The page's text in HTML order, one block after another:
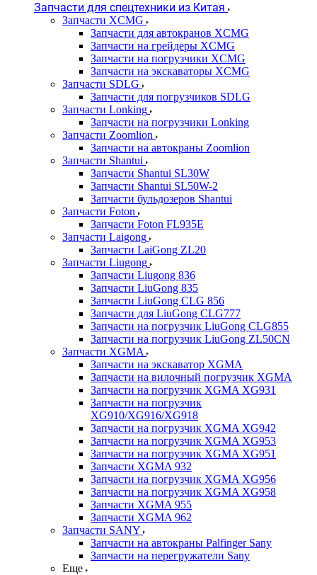
Запчасти для спецтехники из Китая
Запчасти XCMG
Запчасти для автокранов XCMG
Запчасти на грейдеры XCMG
Запчасти на погрузчики XCMG
Запчасти на экскаваторы XCMG
Запчасти SDLG
Запчасти для погрузчиков SDLG
Запчасти Lonking
Запчасти на погрузчики Lonking
Запчасти Zoomlion
Запчасти на автокраны Zoomlion
Запчасти Shantui
Запчасти Shantui SL30W
Запчасти Shantui SL50W-2
Запчасти бульдозеров Shantui
Запчасти Foton
Запчасти Foton FL935E
Запчасти Laigong
Запчасти LaiGong ZL20
Запчасти Liugong
Запчасти Liugong 836
Запчасти LiuGong 835
Запчасти LiuGong CLG 856
Запчасти для LiuGong CLG777
Запчасти на погрузчик LiuGong CLG855
Запчасти на погрузчик LiuGong ZL50CN
Запчасти XGMA
Запчасти на экскаватор XGMA
Запчасти на вилочный погрузчик XGMA
Запчасти на погрузчик XGMA XG931
Запчасти на погрузчик
XG910/XG916/XG918
Запчасти на погрузчик XGMA XG942
Запчасти на погрузчик XGMA XG953
Запчасти на погрузчик XGMA XG951
Запчасти XGMA 932
Запчасти на погрузчик XGMA XG956
Запчасти на погрузчик XGMA XG958
Запчасти XGMA 955
Запчасти XGMA 962
Запчасти SANY
Запчасти на автокраны Palfinger Sany
Запчасти на перегружатели Sany
Еще